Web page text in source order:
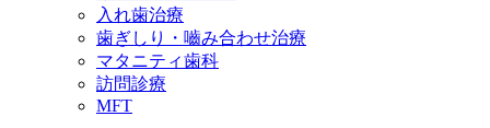
入れ歯治療
歯ぎしり・嚙み合わせ治療
マタニティ歯科
訪問診療
MFT